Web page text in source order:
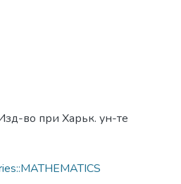
во при Харьк. ун-те